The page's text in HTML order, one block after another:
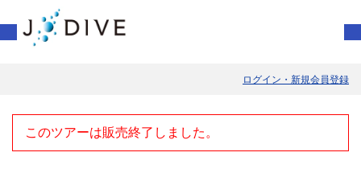
ログイン・新規会員登録
このツアーは販売終了しました。